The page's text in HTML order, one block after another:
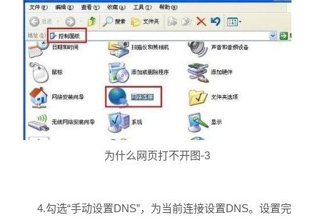
为什么网页打不开图-3
4.勾选“手动设置DNS”，为当前连接设置DNS。设置完